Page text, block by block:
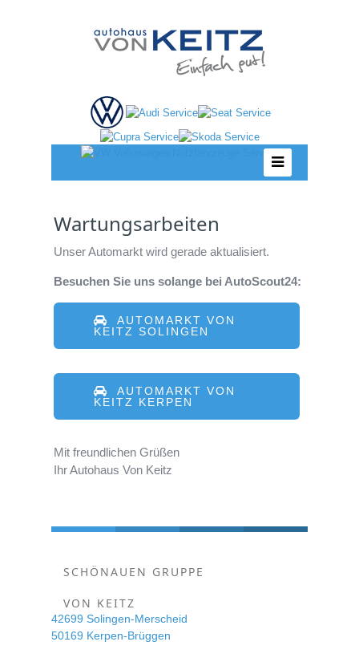
Wartungsarbeiten
Unser Automarkt wird gerade aktualisiert.
Besuchen Sie uns solange bei AutoScout24:
AUTOMARKT VON
KEITZ SOLINGEN
AUTOMARKT VON
KEITZ KERPEN
Mit freundlichen Grüßen
Ihr Autohaus Von Keitz
SCHÖNAUEN GRUPPE
VON KEITZ
42699 Solingen-Merscheid
50169 Kerpen-Brüggen